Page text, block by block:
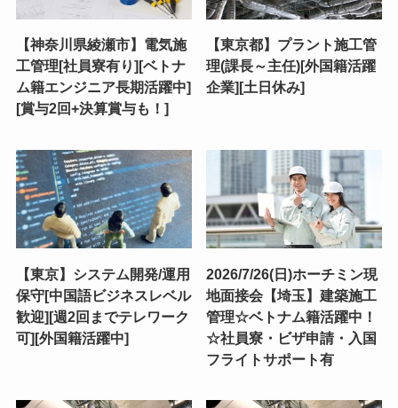
【神奈川県綾瀬市】電気施
工管理[社員寮有り][ベトナ
ム籍エンジニア長期活躍中]
[賞与2回+決算賞与も！]
【東京都】プラント施工管
理(課長～主任)[外国籍活躍
企業][土日休み]
【東京】システム開発/運用
保守[中国語ビジネスレベル
歓迎][週2回までテレワーク
可][外国籍活躍中]
2026/7/26(日)ホーチミン現
地面接会【埼玉】建築施工
管理☆ベトナム籍活躍中！
☆社員寮・ビザ申請・入国
フライトサポート有